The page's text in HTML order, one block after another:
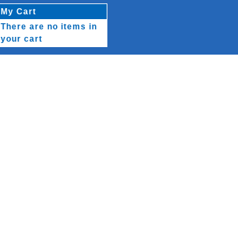
My Cart
There are no items in
your cart